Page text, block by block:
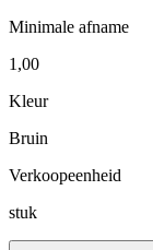
Minimale afname
1,00
Kleur
Bruin
Verkoopeenheid
stuk